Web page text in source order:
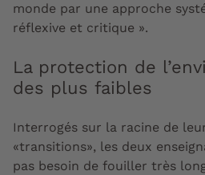
monde par une approche
réflexive et critique ».
La protection de
des plus faibles
Interrogés sur la racine de
«transitions», les deux
pas besoin de fouiller très